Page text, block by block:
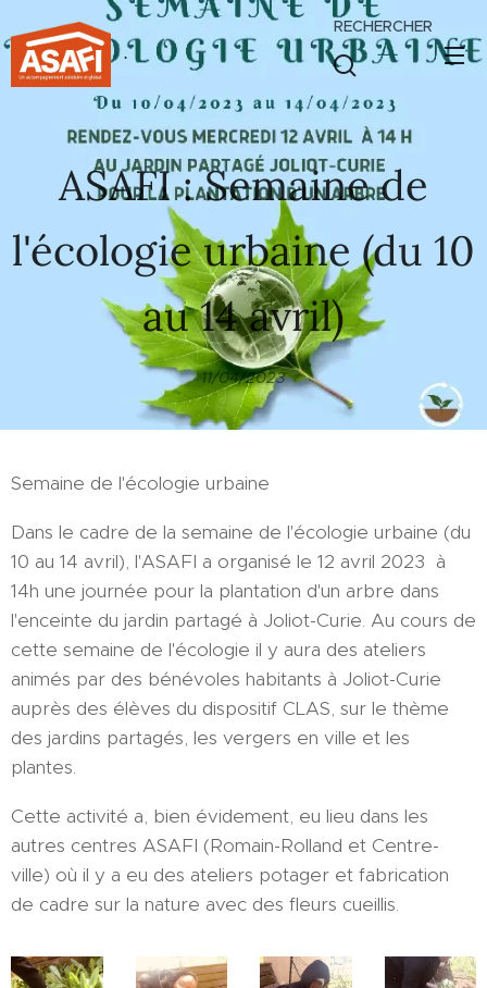
.
RECHERCHER
ASAFI : Semaine de
l'écologie urbaine (du 10
au 14 avril)
11/04/2023
Semaine de l'écologie urbaine
Dans le cadre de la semaine de l'écologie urbaine (du
10 au 14 avril), l'ASAFI a organisé le 12 avril 2023 à
14h une journée pour la plantation d'un arbre dans
l'enceinte du jardin partagé à Joliot-Curie. Au cours de
cette semaine de l'écologie il y aura des ateliers
animés par des bénévoles habitants à Joliot-Curie
auprès des élèves du dispositif CLAS, sur le thème
des jardins partagés, les vergers en ville et les
plantes.
Cette activité a, bien évidement, eu lieu dans les
autres centres ASAFI (Romain-Rolland et Centre-
ville) où il y a eu des ateliers potager et fabrication
de cadre sur la nature avec des fleurs cueillis.